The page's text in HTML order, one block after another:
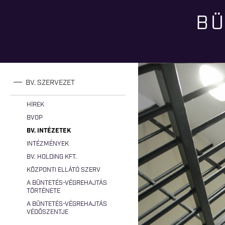
BV. SZERVEZET
HÍREK
BVOP
BV. INTÉZETEK
INTÉZMÉNYEK
BV. HOLDING KFT.
KÖZPONTI ELLÁTÓ SZERV
A BÜNTETÉS-VÉGREHAJTÁS
TÖRTÉNETE
A BÜNTETÉS-VÉGREHAJTÁS
VÉDŐSZENTJE